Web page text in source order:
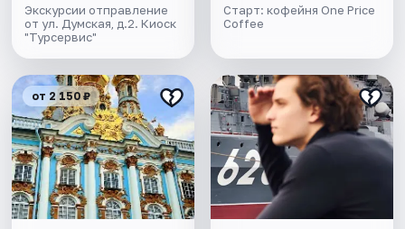
Экскурсии отправление
от ул. Думская, д.2. Киоск
"Турсервис"
Старт: кофейня One Price
Coffee
от 2 150 ₽